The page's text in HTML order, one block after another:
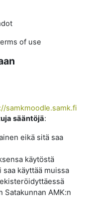
of use
samkmoodle.samk.fi
sääntöjä:
eikä sitä saa
käytöstä
saa käyttää muissa
Satakunnan AMK:n